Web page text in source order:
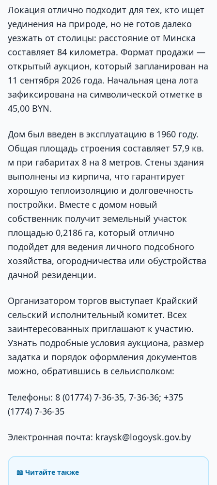
Локация отлично подходит для тех, кто ищет
уединения на природе, но не готов далеко
уезжать от столицы: расстояние от Минска
составляет 84 километра. Формат продажи —
открытый аукцион, который запланирован на
11 сентября 2026 года. Начальная цена лота
зафиксирована на символической отметке в
45,00 BYN.
Дом был введен в эксплуатацию в 1960 году.
Общая площадь строения составляет 57,9 кв.
м при габаритах 8 на 8 метров. Стены здания
выполнены из кирпича, что гарантирует
хорошую теплоизоляцию и долговечность
постройки. Вместе с домом новый
собственник получит земельный участок
площадью 0,2186 га, который отлично
подойдет для ведения личного подсобного
хозяйства, огородничества или обустройства
дачной резиденции.
Организатором торгов выступает Крайский
сельский исполнительный комитет. Всех
заинтересованных приглашают к участию.
Узнать подробные условия аукциона, размер
задатка и порядок оформления документов
можно, обратившись в сельисполком:
Телефоны: 8 (01774) 7-36-35, 7-36-36; +375
(1774) 7-36-35
Электронная почта: kraysk@logoysk.gov.by
📖 Читайте также